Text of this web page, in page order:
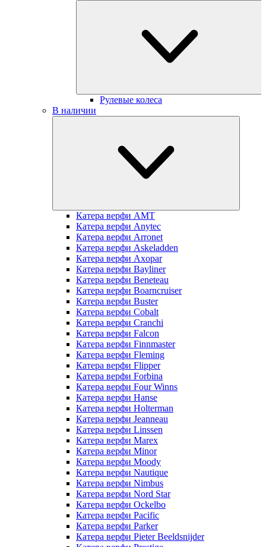
Рулевые колеса
В наличии
Катера верфи AMT
Катера верфи Anytec
Катера верфи Arronet
Катера верфи Askeladden
Катера верфи Axopar
Катера верфи Bayliner
Катера верфи Beneteau
Катера верфи Boarncruiser
Катера верфи Buster
Катера верфи Cobalt
Катера верфи Cranchi
Катера верфи Falcon
Катера верфи Finnmaster
Катера верфи Fleming
Катера верфи Flipper
Катера верфи Forbina
Катера верфи Four Winns
Катера верфи Hanse
Катера верфи Holterman
Катера верфи Jeanneau
Катера верфи Linssen
Катера верфи Marex
Катера верфи Minor
Катера верфи Moody
Катера верфи Nautique
Катера верфи Nimbus
Катера верфи Nord Star
Катера верфи Ockelbo
Катера верфи Pacific
Катера верфи Parker
Катера верфи Pieter Beeldsnijder